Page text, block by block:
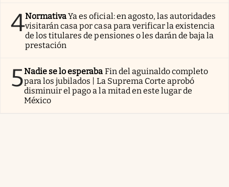
4NormativaYa es oficial: en agosto, las autoridades
visitarán casa por casa para verificar la existencia
de los titulares de pensiones o les darán de baja la
prestación
5Nadie se lo esperaba Fin del aguinaldo completo
para los jubilados | La Suprema Corte aprobó
disminuir el pago a la mitad en este lugar de
México